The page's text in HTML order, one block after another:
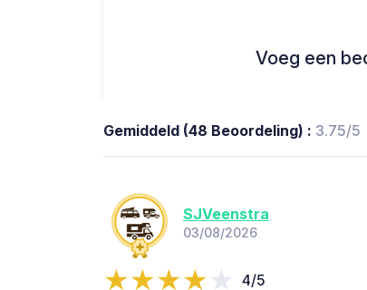
Voeg een
Gemiddeld (48 Beoordeling) : 3.75/5
SJVeenstra
03/08/2026
4/5